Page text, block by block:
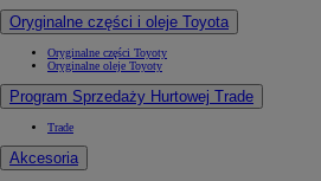
Oryginalne części i oleje Toyota
Oryginalne części Toyoty
Oryginalne oleje Toyoty
Program Sprzedaży Hurtowej Trade
Trade
Akcesoria